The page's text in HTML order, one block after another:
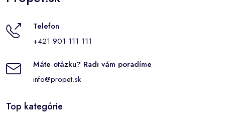
Telefon
+421 901 111 111
Máte otázku? Radi vám poradíme
info@propet.sk
Top kategórie